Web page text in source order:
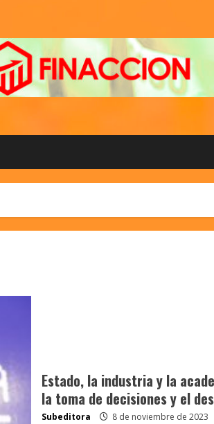
Estado, la industria y la
la toma de decisiones y el
Subeditora 8 de noviembre de 2023